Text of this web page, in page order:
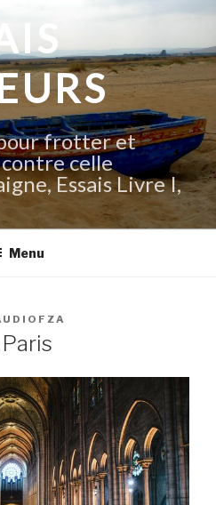
frotter et
celle
Essais Livre I,
Menu